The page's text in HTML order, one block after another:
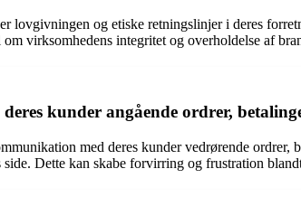
lovgivningen og etiske retningslinjer i deres
virksomhedens integritet og overholdelse af
kunder angående ordrer,
med deres kunder vedrørende
Dette kan skabe forvirring og frustration